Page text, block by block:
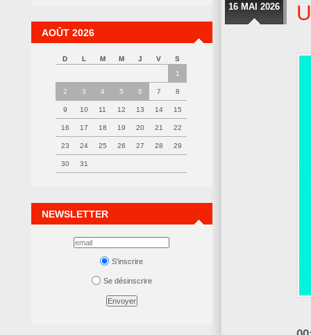
AOÛT 2026
D L M M J V
S
1
2 3 4 5 6 7 8
9 10 11 12 13 14 15
16 17 18 19 20 21 22
23 24 25 26 27 28 29
30 31
NEWSLETTER
S'inscrire
Se désinscrire
16 MAI 2026